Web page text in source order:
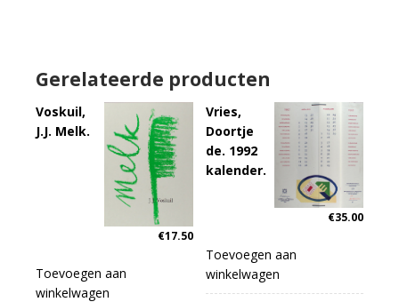
Gerelateerde producten
Voskuil,
J.J. Melk.
€17.50
Toevoegen aan
winkelwagen
Vries,
Doortje
de. 1992
kalender.
€35.00
Toevoegen aan
winkelwagen